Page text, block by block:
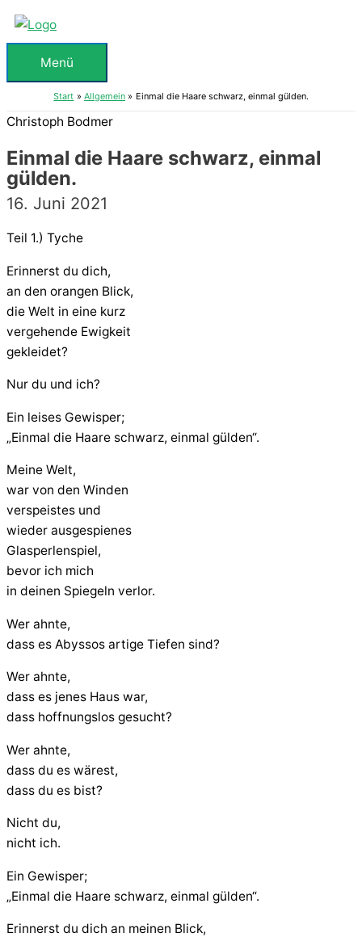
Zum
Inhalt
springenMenü
Menü
Start Allgemein Einmal die Haare schwarz, einmal gülden.
Christoph Bodmer
Einmal die Haare schwarz, einmal
gülden.
16. Juni 2021
Teil 1.) Tyche
Erinnerst du dich,
an den orangen Blick,
die Welt in eine kurz
vergehende Ewigkeit
gekleidet?
Nur du und ich?
Ein leises Gewisper;
„Einmal die Haare schwarz, einmal gülden“.
Meine Welt,
war von den Winden
verspeistes und
wieder ausgespienes
Glasperlenspiel,
bevor ich mich
in deinen Spiegeln verlor.
Wer ahnte,
dass es Abyssos artige Tiefen sind?
Wer ahnte,
dass es jenes Haus war,
dass hoffnungslos gesucht?
Wer ahnte,
dass du es wärest,
dass du es bist?
Nicht du,
nicht ich.
Ein Gewisper;
„Einmal die Haare schwarz, einmal gülden“.
Erinnerst du dich an meinen Blick,